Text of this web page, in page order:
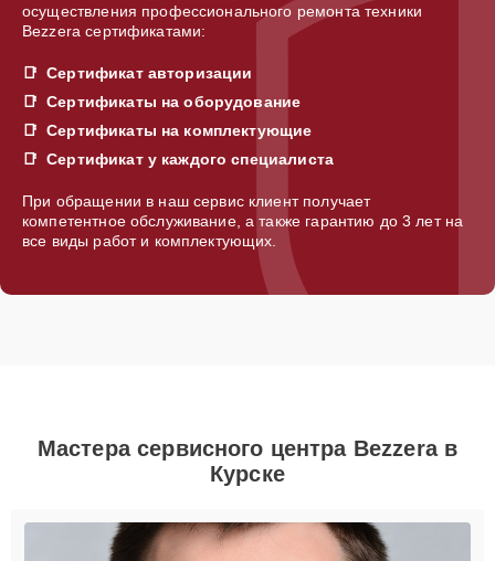
осуществления профессионального ремонта техники
Bezzera сертификатами:
Сертификат авторизации
Сертификаты на оборудование
Сертификаты на комплектующие
Сертификат у каждого специалиста
При обращении в наш сервис клиент получает
компетентное обслуживание, а также гарантию до 3 лет на
все виды работ и комплектующих.
Мастера сервисного центра Bezzera в
Курске